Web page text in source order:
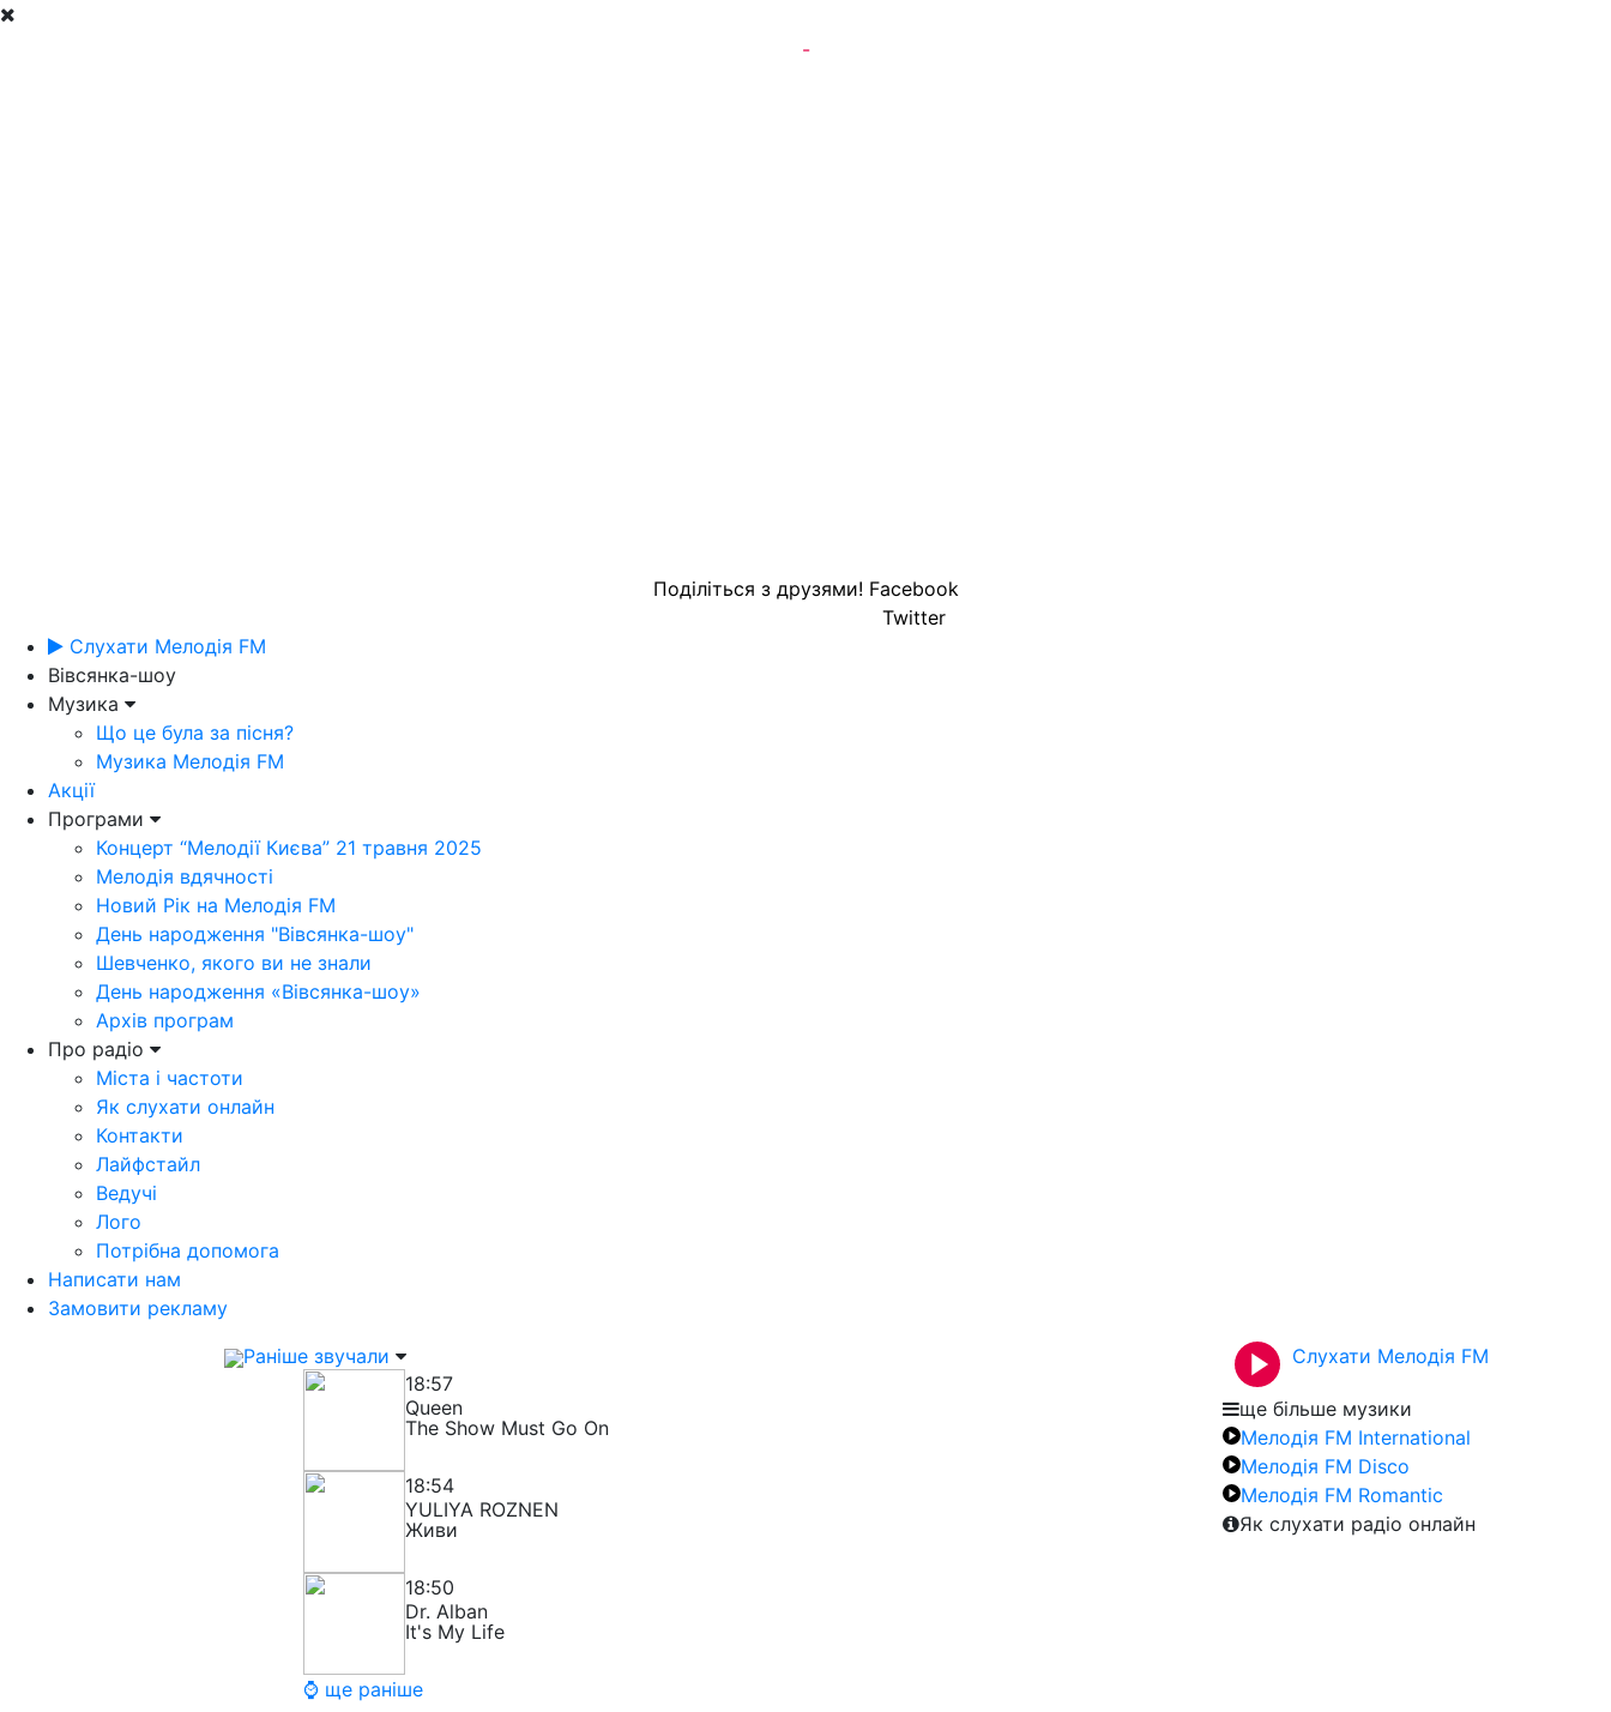
-
Поділіться з друзями! Facebook
Twitter
Слухати Мелодія FM
Вівсянка-шоу
Музика
Що це була за пісня?
Музика Мелодія FM
Акції
Програми
Концерт “Мелодії Києва” 21 травня 2025
Мелодія вдячності
Новий Рік на Мелодія FM
День народження "Вівсянка-шоу"
Шевченко, якого ви не знали
День народження «Вівсянка-шоу»
Архів програм
Про радіо
Міста і частоти
Як слухати онлайн
Контакти
Лайфстайл
Ведучі
Лого
Потрібна допомога
Написати нам
Замовити рекламу
Раніше звучали
18:57
Queen
The Show Must Go On
18:54
YULIYA ROZNEN
Живи
18:50
Dr. Alban
It's My Life
⌚ ще раніше
Слухати Мелодія FM
ще більше музики
Мелодія FM International
Мелодія FM Disco
Мелодія FM Romantic
Як слухати радіо онлайн